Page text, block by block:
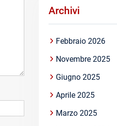
Archivi
Febbraio 2026
Novembre 2025
Giugno 2025
Aprile 2025
Marzo 2025